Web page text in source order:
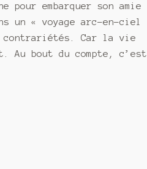
embarquer son amie
un « voyage arc-en-ciel
contrariétés. Car la vie
bout du compte, c’est